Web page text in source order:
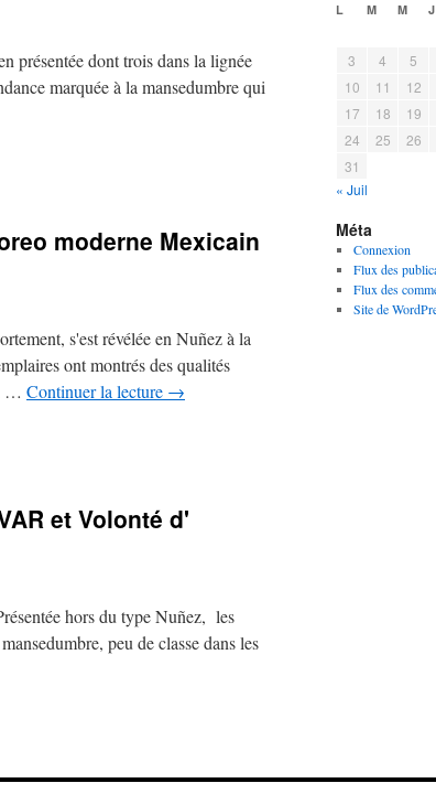
présentée dont trois dans la lignée
marquée à la mansedumbre qui
moderne Mexicain
s'est révélée en Nuñez à la
ont montrés des qualités
… Continuer la lecture →
et Volonté d'
hors du type Nuñez, les
peu de classe dans les
L M M J
3
4 5
10
11 12
17
18 19
24
25 26
31
« Juil
Méta
Connexion
Flux des
Flux des
Site de